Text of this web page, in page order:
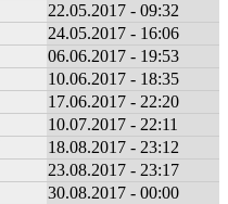
22.05.2017 - 09:32
24.05.2017 - 16:06
06.06.2017 - 19:53
10.06.2017 - 18:35
17.06.2017 - 22:20
10.07.2017 - 22:11
18.08.2017 - 23:12
23.08.2017 - 23:17
30.08.2017 - 00:00